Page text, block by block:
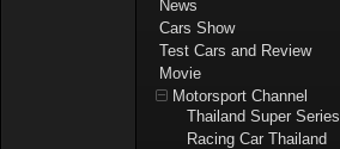
News
Cars Show
Test Cars and Review
Movie
Motorsport Channel
Thailand Super Series
Racing Car Thailand